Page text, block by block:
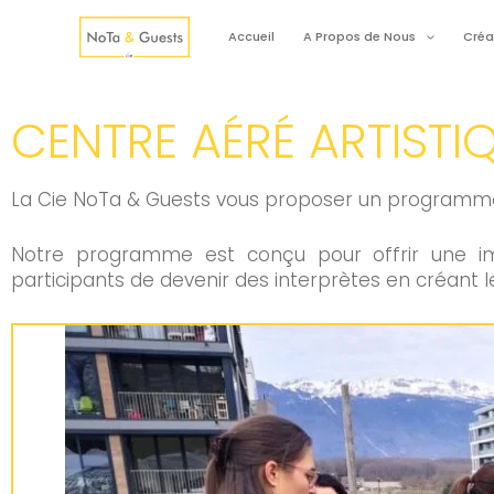
Accueil A Propos de Nous
CENTRE AÉRÉ
La Cie NoTa & Guests vous proposer un
Notre programme est conçu pour offrir une
participants de devenir des interprètes en créant